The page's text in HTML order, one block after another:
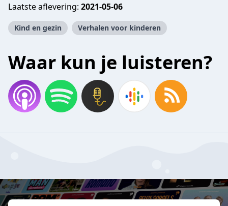
Laatste aflevering: 2021-05-06
Kind en gezin Verhalen voor kinderen
Waar kun je luisteren?